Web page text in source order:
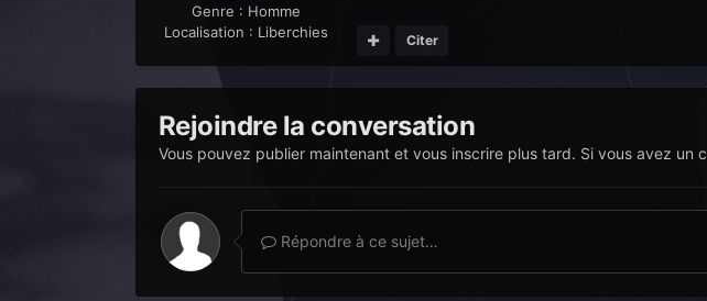
Genre : Homme
Localisation : Liberchies Citer
Rejoindre la conversation
Vous pouvez publier maintenant et vous inscrire plus tard. Si vous avez un
Répondre à ce sujet…